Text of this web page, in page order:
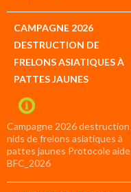
CAMPAGNE 2026
DESTRUCTION DE
FRELONS ASIATIQUES À
PATTES JAUNES
Campagne 2026 destruction
nids de frelons asiatiques à
pattes jaunes Protocole aide
BFC_2026